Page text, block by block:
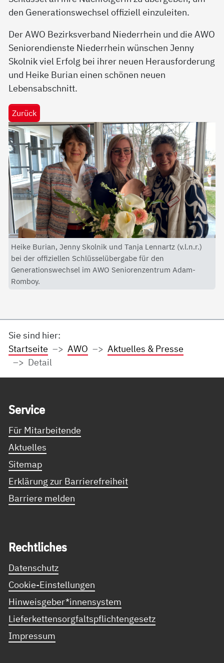
den Generationswechsel offiziell einzuleiten.
Der AWO Bezirksverband Niederrhein und die AWO
Seniorendienste Niederrhein wünschen Jenny
Skolnik viel Erfolg bei ihrer neuen Herausforderung
und Heike Burian einen schönen neuen
Lebensabschnitt.
Zurück
Heike Burian, Jenny Skolnik und Tanja Lennartz (v.l.n.r.)
bei der offiziellen Schlüsselübergabe für den
Generationswechsel im AWO Seniorenzentrum Adam-
Romboy.
Sie sind hier:
Startseite
AWO
Aktuelles & Presse
Detail
Ser­vice
Für Mitarbeitende
Aktuelles
Sitemap
Erklärung zur Barrierefreiheit
Barriere melden
Recht­li­ches
Datenschutz
Cookie-Einstellungen
Hinweisgeber*innensystem
Lieferkettensorgfaltspflichtengesetz
Impressum